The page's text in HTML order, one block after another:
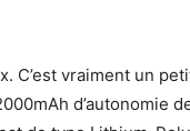
C’est vraiment un
d’autonomie